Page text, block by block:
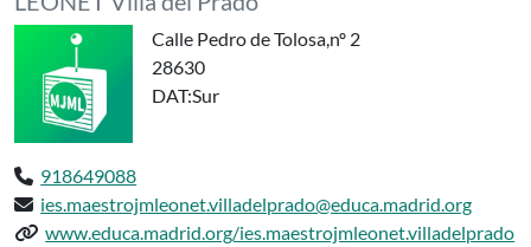
Calle Pedro de Tolosa,nº 2
28630
DAT:Sur
Teléfono:
918649088
Email:ies.maestrojmleonet.villadelprado@educa.madrid.org
Web del centro:
www.educa.madrid.org/ies.maestrojmleonet.villadelprado